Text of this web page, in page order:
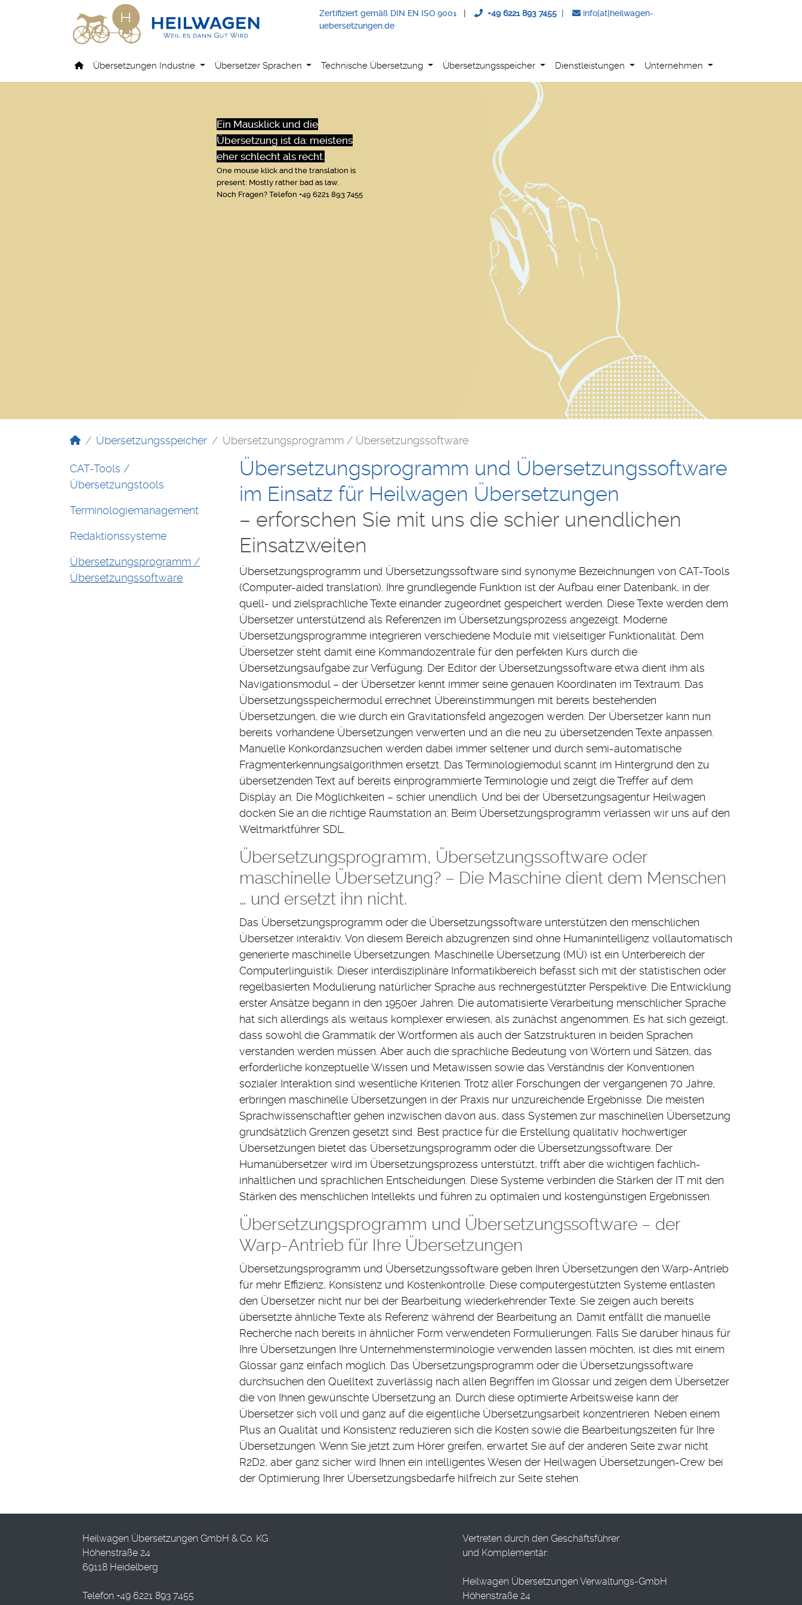
Zertifiziert gemäß DIN EN ISO 9001 | +49 6221 893 7455|
info[at]heilwagen-
uebersetzungen.de
Übersetzungen Industrie Übersetzer Sprachen Technische Übersetzung Übersetzungsspeicher Dienstleistungen Unternehmen
Ein Mausklick und die
Übersetzung ist da: meistens
eher schlecht als recht.
One mouse klick and the translation is
present: Mostly rather bad as law.
Noch Fragen? Telefon +49 6221 893 7455
Übersetzungsspeicher Übersetzungsprogramm / Übersetzungssoftware
Übersetzungsprogramm und Übersetzungssoftware
im Einsatz für Heilwagen Übersetzungen
– erforschen Sie mit uns die schier unendlichen
Einsatzweiten
Übersetzungsprogramm und Übersetzungssoftware sind synonyme Bezeichnungen von CAT-Tools
(Computer-aided translation). Ihre grundlegende Funktion ist der Aufbau einer Datenbank, in der
quell- und zielsprachliche Texte einander zugeordnet gespeichert werden. Diese Texte werden dem
Übersetzer unterstützend als Referenzen im Übersetzungsprozess angezeigt. Moderne
Übersetzungsprogramme integrieren verschiedene Module mit vielseitiger Funktionalität. Dem
Übersetzer steht damit eine Kommandozentrale für den perfekten Kurs durch die
Übersetzungsaufgabe zur Verfügung. Der Editor der Übersetzungssoftware etwa dient ihm als
Navigationsmodul – der Übersetzer kennt immer seine genauen Koordinaten im Textraum. Das
Übersetzungsspeichermodul errechnet Übereinstimmungen mit bereits bestehenden
Übersetzungen, die wie durch ein Gravitationsfeld angezogen werden. Der Übersetzer kann nun
bereits vorhandene Übersetzungen verwerten und an die neu zu übersetzenden Texte anpassen.
Manuelle Konkordanzsuchen werden dabei immer seltener und durch semi-automatische
Fragmenterkennungsalgorithmen ersetzt. Das Terminologiemodul scannt im Hintergrund den zu
übersetzenden Text auf bereits einprogrammierte Terminologie und zeigt die Treffer auf dem
Display an. Die Möglichkeiten – schier unendlich. Und bei der Übersetzungsagentur Heilwagen
docken Sie an die richtige Raumstation an: Beim Übersetzungsprogramm verlassen wir uns auf den
Weltmarktführer SDL.
Übersetzungsprogramm, Übersetzungssoftware oder
maschinelle Übersetzung? – Die Maschine dient dem Menschen
… und ersetzt ihn nicht.
Das Übersetzungsprogramm oder die Übersetzungssoftware unterstützen den menschlichen
Übersetzer interaktiv. Von diesem Bereich abzugrenzen sind ohne Humanintelligenz vollautomatisch
generierte maschinelle Übersetzungen. Maschinelle Übersetzung (MÜ) ist ein Unterbereich der
Computerlinguistik. Dieser interdisziplinäre Informatikbereich befasst sich mit der statistischen oder
regelbasierten Modulierung natürlicher Sprache aus rechnergestützter Perspektive. Die Entwicklung
erster Ansätze begann in den 1950er Jahren. Die automatisierte Verarbeitung menschlicher Sprache
hat sich allerdings als weitaus komplexer erwiesen, als zunächst angenommen. Es hat sich gezeigt,
dass sowohl die Grammatik der Wortformen als auch der Satzstrukturen in beiden Sprachen
verstanden werden müssen. Aber auch die sprachliche Bedeutung von Wörtern und Sätzen, das
erforderliche konzeptuelle Wissen und Metawissen sowie das Verständnis der Konventionen
sozialer Interaktion sind wesentliche Kriterien. Trotz aller Forschungen der vergangenen 70 Jahre,
erbringen maschinelle Übersetzungen in der Praxis nur unzureichende Ergebnisse. Die meisten
Sprachwissenschaftler gehen inzwischen davon aus, dass Systemen zur maschinellen Übersetzung
grundsätzlich Grenzen gesetzt sind. Best practice für die Erstellung qualitativ hochwertiger
Übersetzungen bietet das Übersetzungsprogramm oder die Übersetzungssoftware. Der
Humanübersetzer wird im Übersetzungsprozess unterstützt, trifft aber die wichtigen fachlich-
inhaltlichen und sprachlichen Entscheidungen. Diese Systeme verbinden die Stärken der IT mit den
Stärken des menschlichen Intellekts und führen zu optimalen und kostengünstigen Ergebnissen.
Übersetzungsprogramm und Übersetzungssoftware – der
Warp-Antrieb für Ihre Übersetzungen
Übersetzungsprogramm und Übersetzungssoftware geben Ihren Übersetzungen den Warp-Antrieb
für mehr Effizienz, Konsistenz und Kostenkontrolle. Diese computergestützten Systeme entlasten
den Übersetzer nicht nur bei der Bearbeitung wiederkehrender Texte. Sie zeigen auch bereits
übersetzte ähnliche Texte als Referenz während der Bearbeitung an. Damit entfällt die manuelle
Recherche nach bereits in ähnlicher Form verwendeten Formulierungen. Falls Sie darüber hinaus für
Ihre Übersetzungen Ihre Unternehmensterminologie verwenden lassen möchten, ist dies mit einem
Glossar ganz einfach möglich. Das Übersetzungsprogramm oder die Übersetzungssoftware
durchsuchen den Quelltext zuverlässig nach allen Begriffen im Glossar und zeigen dem Übersetzer
die von Ihnen gewünschte Übersetzung an. Durch diese optimierte Arbeitsweise kann der
Übersetzer sich voll und ganz auf die eigentliche Übersetzungsarbeit konzentrieren. Neben einem
Plus an Qualität und Konsistenz reduzieren sich die Kosten sowie die Bearbeitungszeiten für Ihre
Übersetzungen. Wenn Sie jetzt zum Hörer greifen, erwartet Sie auf der anderen Seite zwar nicht
R2D2, aber ganz sicher wird Ihnen ein intelligentes Wesen der Heilwagen Übersetzungen-Crew bei
der Optimierung Ihrer Übersetzungsbedarfe hilfreich zur Seite stehen.
CAT-Tools /
Übersetzungstools
Terminologiemanagement
Redaktionssysteme
Übersetzungsprogramm /
Übersetzungssoftware
Heilwagen Übersetzungen GmbH & Co. KG
Höhenstraße 24
69118 Heidelberg
Telefon +49 6221 893 7455
Vertreten durch den Geschäftsführer
und Komplementär:
Heilwagen Übersetzungen Verwaltungs-GmbH
Höhenstraße 24